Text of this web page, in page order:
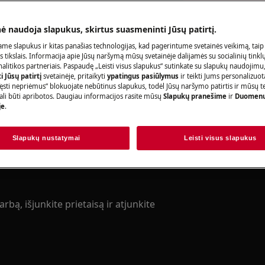
saugos informaciją prieš
išjunkite prietaisą ir atjunkite
Užsisakykite
Raskite savo
Spręskite
dokumentacijos
Rasti instrukciją
naudoja slapukus, skirtus suasmeninti Jūsų patirtį.
slapukus ir kitas panašias technologijas, kad pagerintume svetainės veikimą,
tikslais. Informacija apie Jūsų naršymą mūsų svetainėje dalijamės su socialinių
partneriais. Paspaudę „Leisti visus slapukus“ sutinkate su slapukų
Jūsų patirtį svetainėje, pritaikyti ypatingus pasiūlymus ir teikti Jums
nepriėmus“ blokuojate nebūtinus slapukus, todėl Jūsų naršymo patirtis ir mūsų
būti apribotos. Daugiau informacijos rasite mūsų Slapukų pranešime ir
.
Slapukų nustatymai Leisti visus slapukus